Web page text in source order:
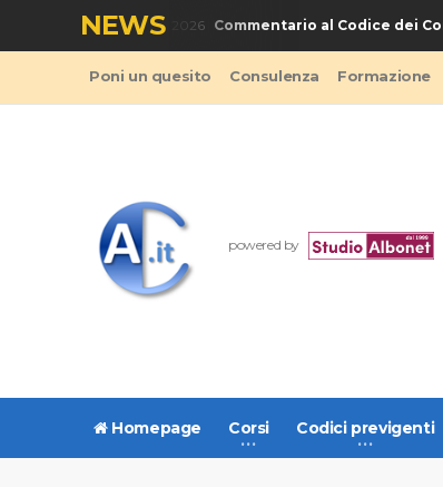
NEWS
LIBRO - Codice Appalti 2026 Commentario al Codice dei
Poni un quesito Consulenza Formazione
powered by
Homepage Corsi Codici previgenti